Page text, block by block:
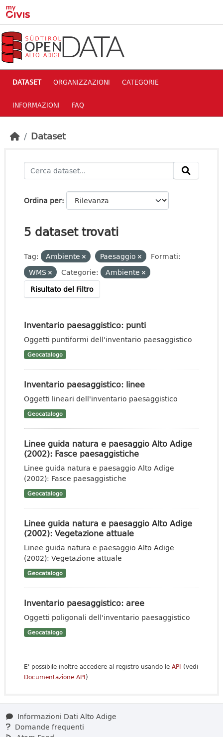
Skip to main content
DATASET ORGANIZZAZIONI CATEGORIE
INFORMAZIONI FAQ
Dataset
Ordina per
5 dataset trovati
Tag: Ambiente Paesaggio
Formati:
WMS
Categorie:
Ambiente
Risultato del Filtro
Inventario paesaggistico: punti
Oggetti puntiformi dell'inventario paesaggistico
Geocatalogo
Inventario paesaggistico: linee
Oggetti lineari dell'inventario paesaggistico
Geocatalogo
Linee guida natura e paesaggio Alto Adige
(2002): Fasce paesaggistiche
Linee guida natura e paesaggio Alto Adige
(2002): Fasce paesaggistiche
Geocatalogo
Linee guida natura e paesaggio Alto Adige
(2002): Vegetazione attuale
Linee guida natura e paesaggio Alto Adige
(2002): Vegetazione attuale
Geocatalogo
Inventario paesaggistico: aree
Oggetti poligonali dell'inventario paesaggistico
Geocatalogo
E' possibile inoltre accedere al registro usando le API (vedi
Documentazione API).
Informazioni Dati Alto Adige
Domande frequenti